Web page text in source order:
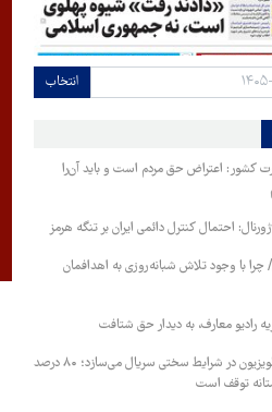
انتخاب
کشور: اعتراض حق مردم است و باید آن‌را
احتمال کنترل دائمی ایران بر تنگه هرمز
چرا با وجود تلاش شبانه‌روزی به اهدافمان
رادیو معارف، به دیدار حق شتافت
بهروز مفید: تلویزیون در شرایط سختی سریال می‌سازد؛ ۸۰ درصد
توقف است